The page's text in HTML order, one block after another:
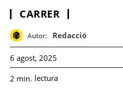
CARRER
Autor: Redacció
6 agost, 2025
2 min. lectura